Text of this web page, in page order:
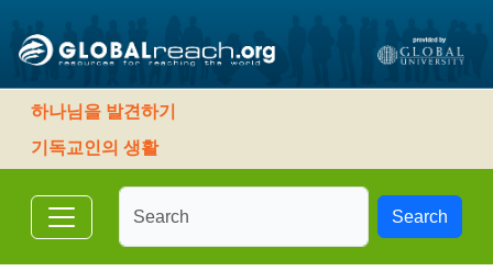
하나님을 발견하기
기독교인의 생활
Search